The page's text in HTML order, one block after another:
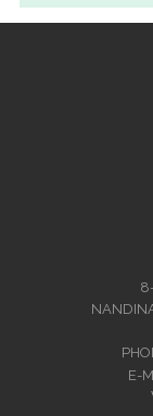
E-